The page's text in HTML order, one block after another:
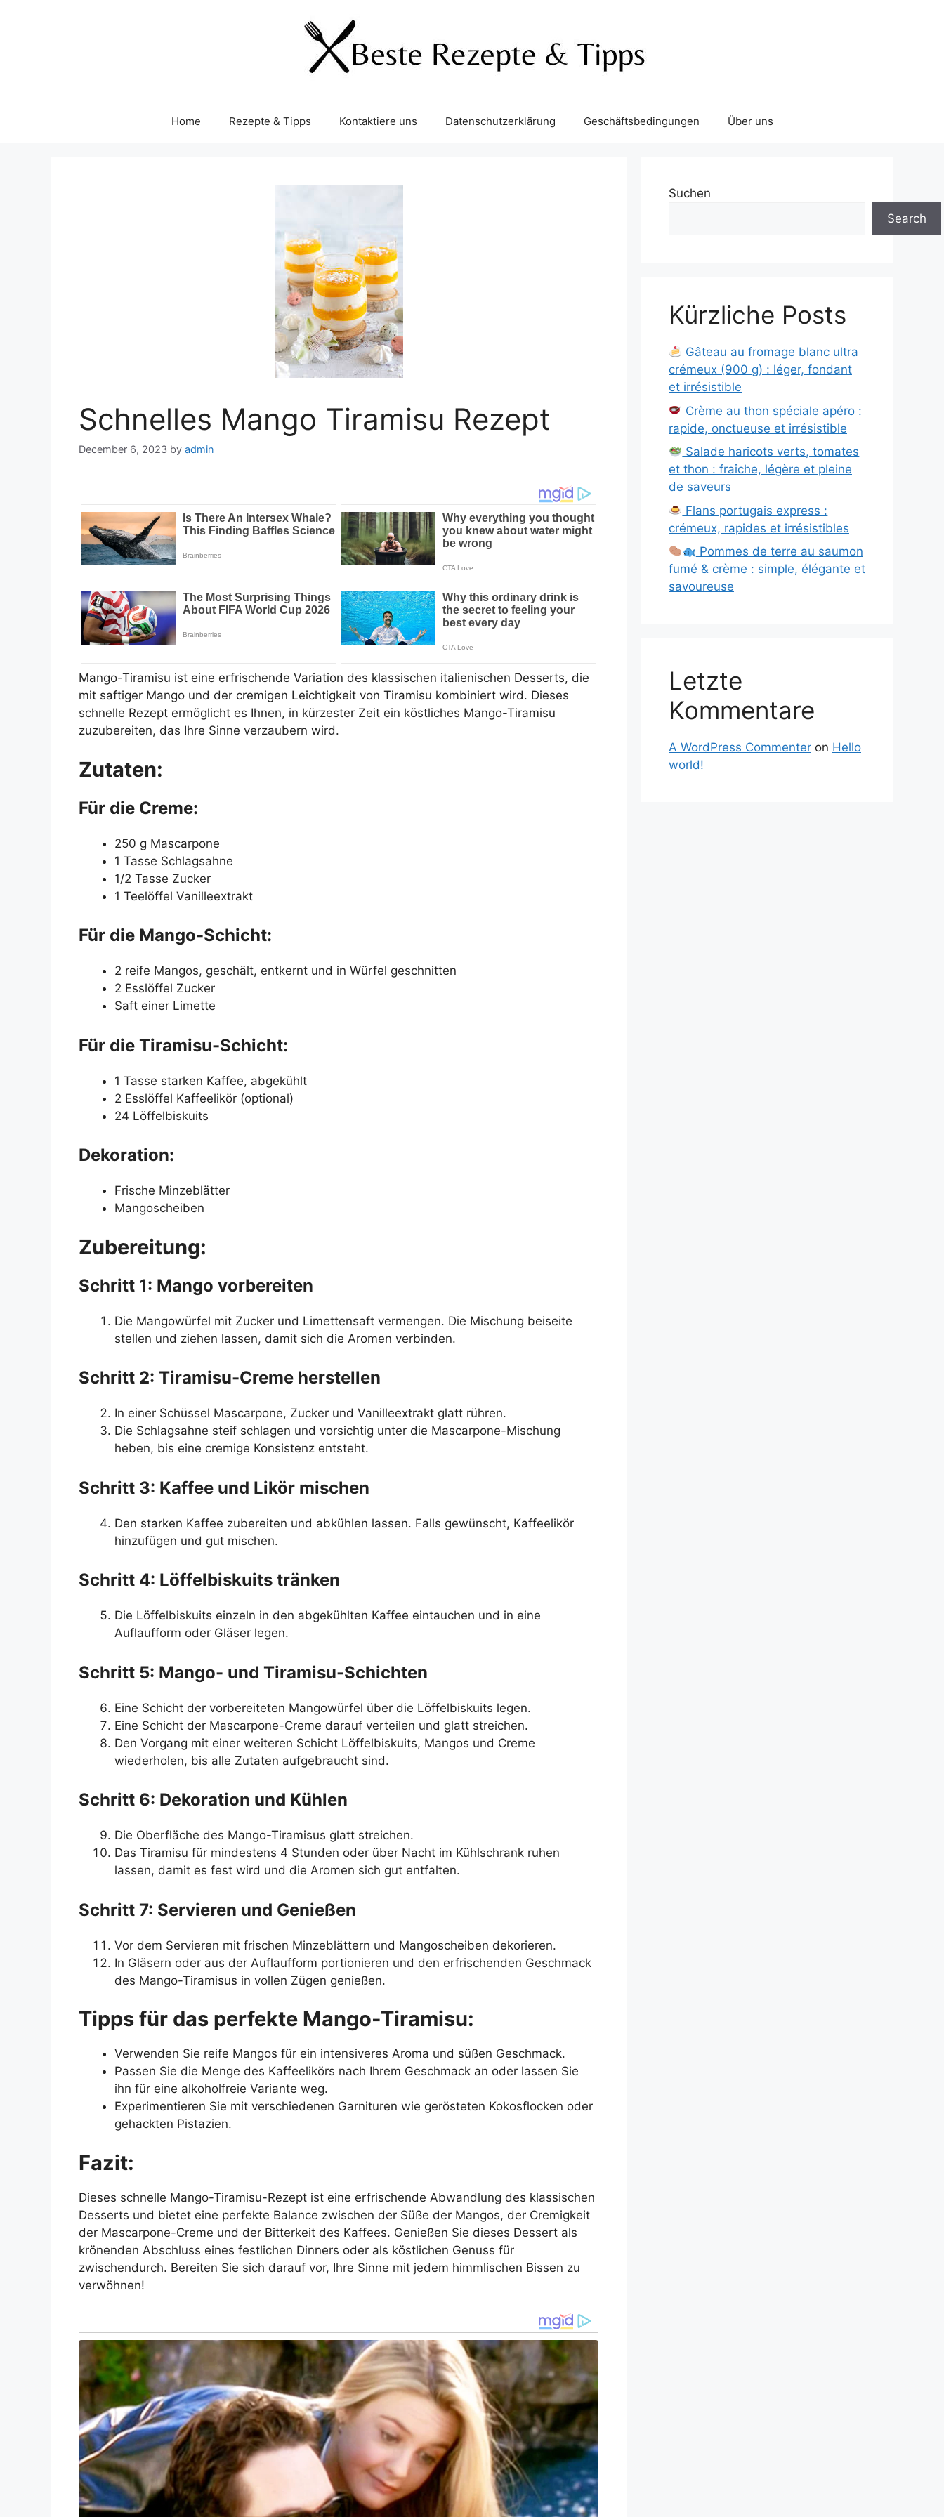
Home Rezepte & Tipps Kontaktiere uns Datenschutzerklärung Geschäftsbedingungen Über uns
Schnelles Mango Tiramisu Rezept
December 6, 2023 by admin
Mango-Tiramisu ist eine erfrischende Variation des klassischen italienischen Desserts, die
mit saftiger Mango und der cremigen Leichtigkeit von Tiramisu kombiniert wird. Dieses
schnelle Rezept ermöglicht es Ihnen, in kürzester Zeit ein köstliches Mango-Tiramisu
zuzubereiten, das Ihre Sinne verzaubern wird.
Zutaten:
Für die Creme:
250 g Mascarpone
1 Tasse Schlagsahne
1/2 Tasse Zucker
1 Teelöffel Vanilleextrakt
Für die Mango-Schicht:
2 reife Mangos, geschält, entkernt und in Würfel geschnitten
2 Esslöffel Zucker
Saft einer Limette
Für die Tiramisu-Schicht:
1 Tasse starken Kaffee, abgekühlt
2 Esslöffel Kaffeelikör (optional)
24 Löffelbiskuits
Dekoration:
Frische Minzeblätter
Mangoscheiben
Zubereitung:
Schritt 1: Mango vorbereiten
Die Mangowürfel mit Zucker und Limettensaft vermengen. Die Mischung beiseite
stellen und ziehen lassen, damit sich die Aromen verbinden.
Schritt 2: Tiramisu-Creme herstellen
In einer Schüssel Mascarpone, Zucker und Vanilleextrakt glatt rühren.
Die Schlagsahne steif schlagen und vorsichtig unter die Mascarpone-Mischung
heben, bis eine cremige Konsistenz entsteht.
Schritt 3: Kaffee und Likör mischen
Den starken Kaffee zubereiten und abkühlen lassen. Falls gewünscht, Kaffeelikör
hinzufügen und gut mischen.
Schritt 4: Löffelbiskuits tränken
Die Löffelbiskuits einzeln in den abgekühlten Kaffee eintauchen und in eine
Auflaufform oder Gläser legen.
Schritt 5: Mango- und Tiramisu-Schichten
Eine Schicht der vorbereiteten Mangowürfel über die Löffelbiskuits legen.
Eine Schicht der Mascarpone-Creme darauf verteilen und glatt streichen.
Den Vorgang mit einer weiteren Schicht Löffelbiskuits, Mangos und Creme
wiederholen, bis alle Zutaten aufgebraucht sind.
Schritt 6: Dekoration und Kühlen
Die Oberfläche des Mango-Tiramisus glatt streichen.
Das Tiramisu für mindestens 4 Stunden oder über Nacht im Kühlschrank ruhen
lassen, damit es fest wird und die Aromen sich gut entfalten.
Schritt 7: Servieren und Genießen
Vor dem Servieren mit frischen Minzeblättern und Mangoscheiben dekorieren.
In Gläsern oder aus der Auflaufform portionieren und den erfrischenden Geschmack
des Mango-Tiramisus in vollen Zügen genießen.
Tipps für das perfekte Mango-Tiramisu:
Verwenden Sie reife Mangos für ein intensiveres Aroma und süßen Geschmack.
Passen Sie die Menge des Kaffeelikörs nach Ihrem Geschmack an oder lassen Sie
ihn für eine alkoholfreie Variante weg.
Experimentieren Sie mit verschiedenen Garnituren wie gerösteten Kokosflocken oder
gehackten Pistazien.
Fazit:
Dieses schnelle Mango-Tiramisu-Rezept ist eine erfrischende Abwandlung des klassischen
Desserts und bietet eine perfekte Balance zwischen der Süße der Mangos, der Cremigkeit
der Mascarpone-Creme und der Bitterkeit des Kaffees. Genießen Sie dieses Dessert als
krönenden Abschluss eines festlichen Dinners oder als köstlichen Genuss für
zwischendurch. Bereiten Sie sich darauf vor, Ihre Sinne mit jedem himmlischen Bissen zu
verwöhnen!
Suchen
Search
Kürzliche Posts
Gâteau au fromage blanc ultra
crémeux (900 g) : léger, fondant
et irrésistible
Crème au thon spéciale apéro :
rapide, onctueuse et irrésistible
Salade haricots verts, tomates
et thon : fraîche, légère et pleine
de saveurs
Flans portugais express :
crémeux, rapides et irrésistibles
Pommes de terre au saumon
fumé & crème : simple, élégante et
savoureuse
Letzte
Kommentare
A WordPress Commenter on Hello
world!